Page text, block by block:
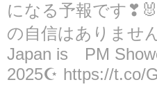
になる予報です
の自信はありませ
Japan is PM
2025☪ https://t.co/